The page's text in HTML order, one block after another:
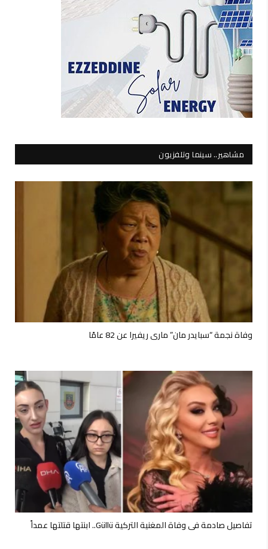
مشاهير.. سينما وتلفزيون
وفاة نجمة “سبايدر مان” ماري ريفيرا عن 82 عامًا
تفاصيل صادمة في وفاة المغنية التركية Güllü.. ابنتها قتلتها عمداً